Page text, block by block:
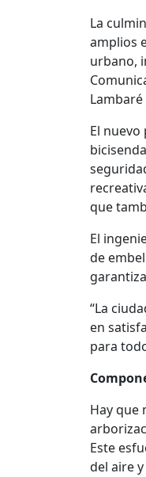
La
amplios
urbano,
El
que
El
de
“La
en
para
Hay que
Este
del aire